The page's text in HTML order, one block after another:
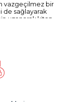
vazgeçilmez bir
de sağlayarak
uzanarak kitap
sahip bir